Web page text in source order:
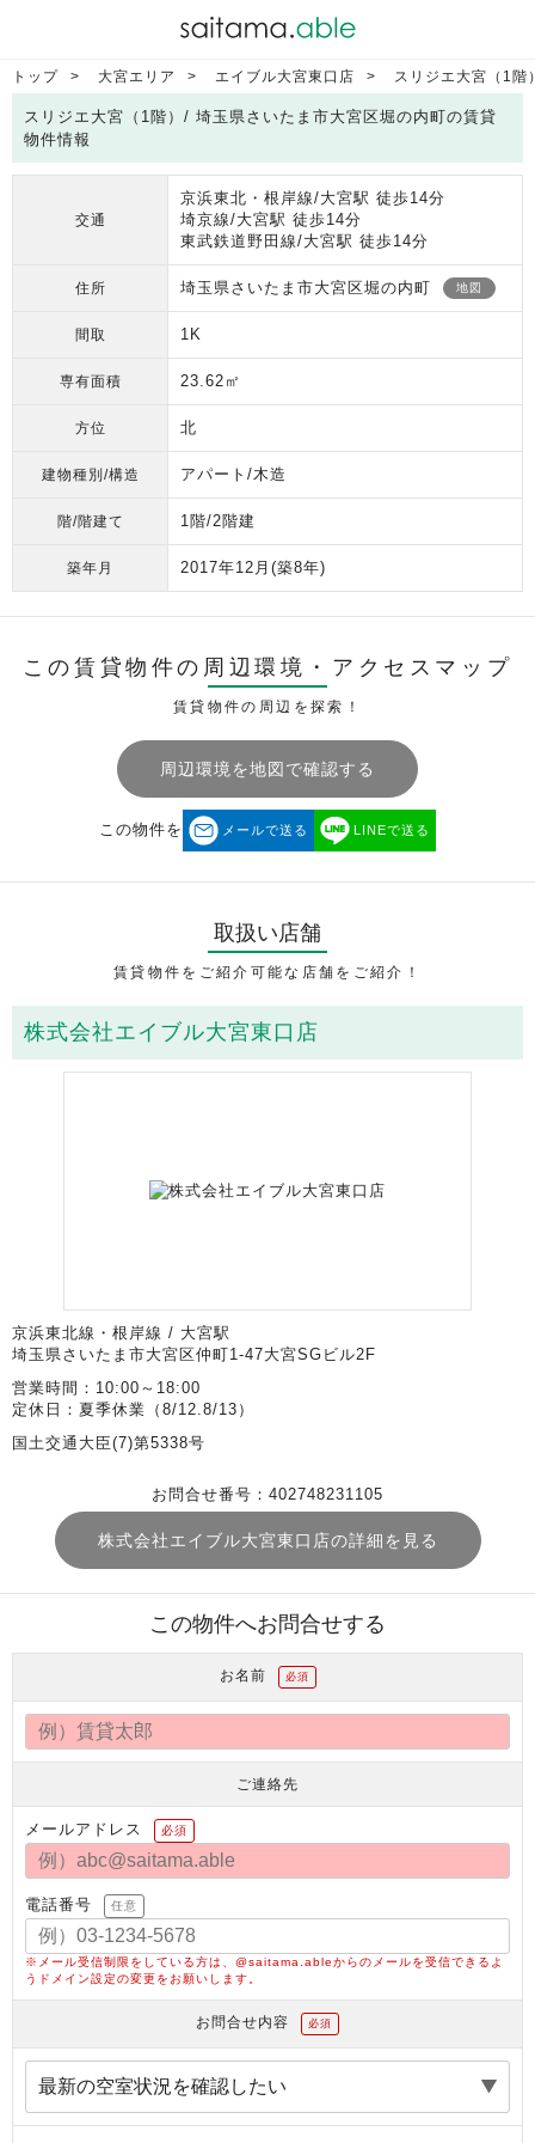
トップ 大宮エリア エイブル大宮東口店 スリジエ大宮（1階
スリジエ大宮（1階）/ 埼玉県さいたま市大宮区堀の内町の賃貸
物件情報
交通
京浜東北・根岸線/大宮駅 徒歩14分
埼京線/大宮駅 徒歩14分
東武鉄道野田線/大宮駅 徒歩14分
住所 埼玉県さいたま市大宮区堀の内町 地図
間取 1K
専有面積 23.62㎡
方位 北
建物種別/構造 アパート/木造
階/階建て 1階/2階建
築年月 2017年12月 (築8年)
この賃貸物件の周辺環境・ アクセスマップ
賃貸物件の周辺を探索！
周辺環境を地図で確認する
この物件を メールで送る LINEで送る
取扱い店舗
賃貸物件をご紹介可能な店舗をご紹介！
株式会社エイブル大宮東口店
京浜東北線・根岸線 / 大宮駅
埼玉県さいたま市大宮区仲町1-47大宮SGビル2F
営業時間：10:00～18:00
定休日：夏季休業（8/12.8/13）
国土交通大臣(7)第5338号
お問合せ番号：402748231105
株式会社エイブル大宮東口店の詳細を見る
この物件へお問合せする
お名前 必須
ご連絡先
メールアドレス 必須
電話番号 任意
※メール受信制限をしている方は、@saitama.ableからのメールを受信できるよ
うドメイン設定の変更をお願いします。
お問合せ内容 必須